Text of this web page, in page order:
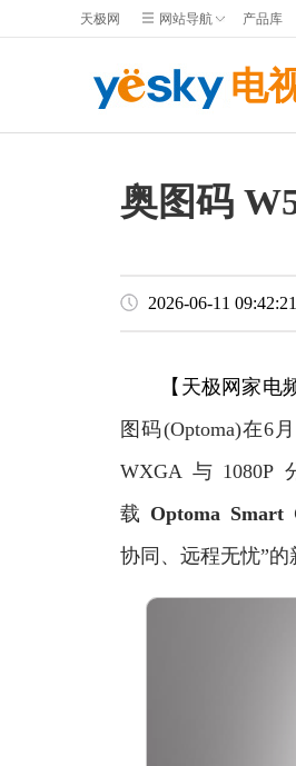
天极网 网站导航 产品库
电
奥图码
2026-06-11 09:42:21
【天极网家电
图码(Optoma)在6
WXGA 与 1080P
载 Optoma Smart
协同、远程无忧”的